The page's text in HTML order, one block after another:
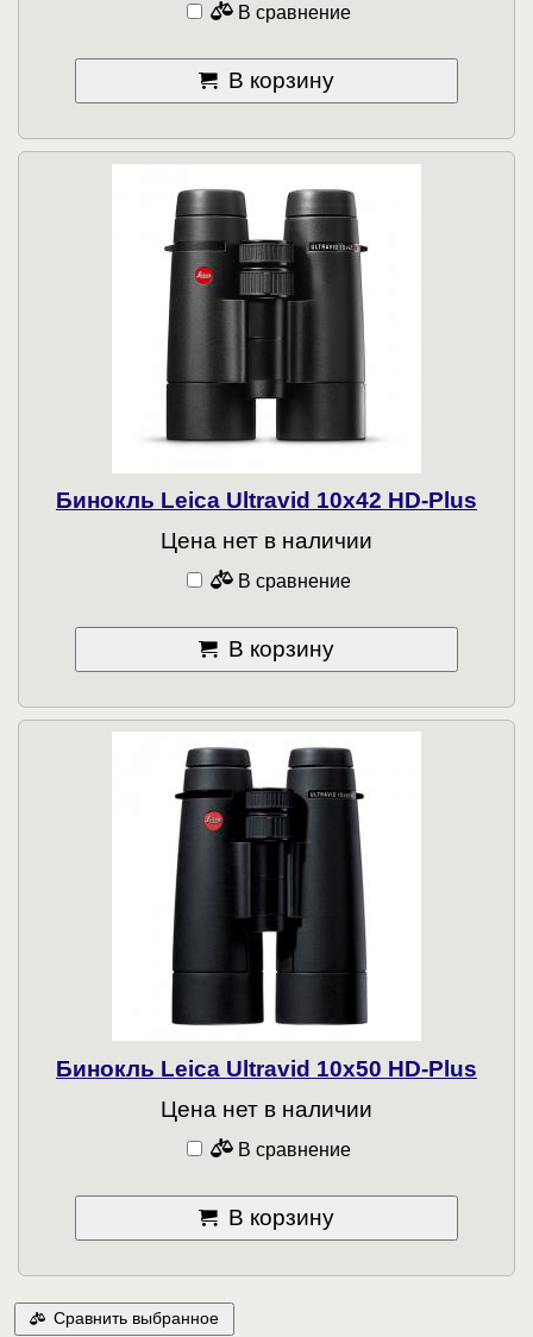
В сравнение
В корзину
Бинокль Leica Ultravid 10x42 HD-Plus
Цена нет в наличии
В сравнение
В корзину
Бинокль Leica Ultravid 10x50 HD-Plus
Цена нет в наличии
В сравнение
В корзину
Сравнить выбранное